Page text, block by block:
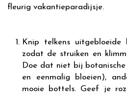
fleurig vakantieparadijsje.
Knip telkens uitgebloeide
zodat de struiken en
Doe dat niet bij
en eenmalig bloeien),
mooie bottels. Geef je